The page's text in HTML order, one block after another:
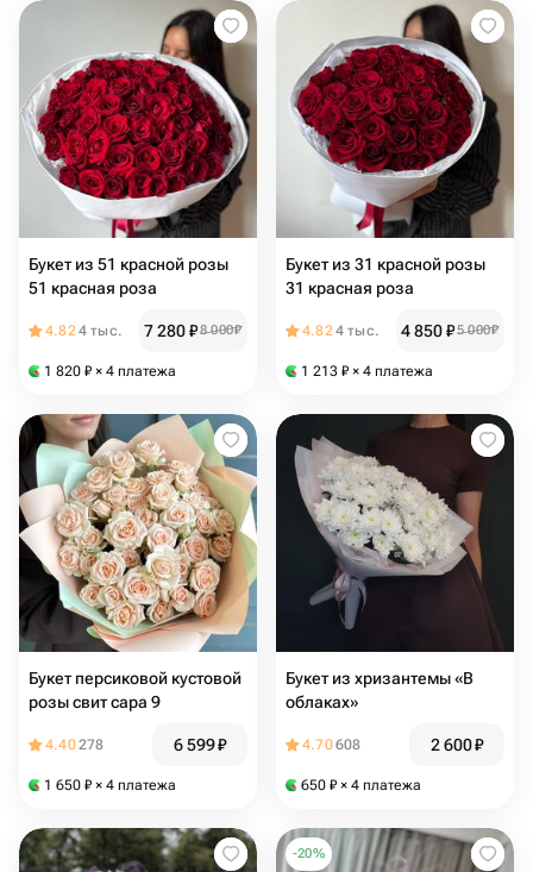
Букет из 51 красной розы
51 красная роза
4.824 тыс. 7 280₽8 000₽
1 820 ₽ × 4 платежа
Букет из 31 красной розы
31 красная роза
4.824 тыс. 4 850₽5 000₽
1 213 ₽ × 4 платежа
Букет персиковой кустовой
розы свит сара 9
4.40278 6 599₽
1 650 ₽ × 4 платежа
Букет из хризантемы «В
облаках»
4.70608 2 600₽
650 ₽ × 4 платежа
-20%